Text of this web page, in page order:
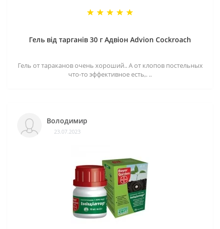
Гель від тарганів 30 г Адвіон Advion Cockroach
Гель от тараканов очень хороший.. А от клопов постельных
что-то эффективное есть,. ..
Володимир
23.07.2023